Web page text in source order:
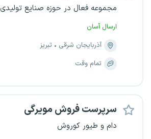
مجموعه فعال در حوزه صنایع تولیدی
ارسال آسان
آذربایجان شرقی
تبریز
تمام وقت
سرپرست فروش مویرگی
دام و طیور کوروش